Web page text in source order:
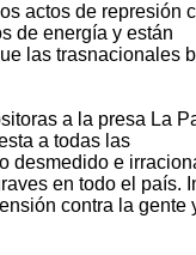
actos de represión
de energía y están
las trasnacionales
a la presa La
a todas las
desmedido e
en todo el país.
contra la